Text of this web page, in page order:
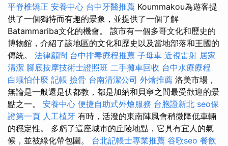
平脊椎矯正 安養中心 台中牙醫推薦 Koummakou為遊客提
供了一個獨特而有趣的景象，並提供了一個了解
Batammariba文化的機會。 該市有一個多哥文化和歷史的
博物館，介紹了該地區的文化和歷史以及當地部落和王國的
傳統。 法律顧問 台中排毒療程推薦 子母車 近視雷射 居家
清潔 腳底按摩技術士證照班 二手攤車回收 台中水療療程
白蟻怕什麼 記帳 撿骨 台南清潔公司 外燴推薦 洛美市場，
無論是一般還是伏都教，都是加納和貝寧之間最受歡迎的景
點之一。 安養中心 便捷自助式外燴服務 台胞證新北 seo保
證第一頁 人工植牙 有時，活潑的東南陣風會稍微降低車輛
的穩定性。 多虧了這座城市的丘陵地點，它具有宜人的氣
候，並被綠化帶包圍。 台北記帳士專業推薦 谷歌seo 餐飲